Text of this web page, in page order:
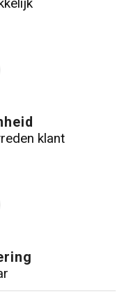
klant